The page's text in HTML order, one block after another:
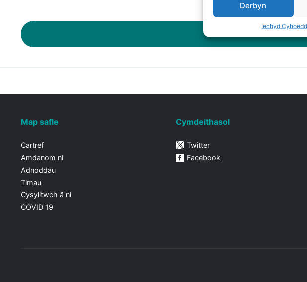
Derbyn
Iechyd
Map safle
Cartref
Amdanom ni
Adnoddau
Timau
Cysylltwch â ni
COVID 19
Cymdeithasol
Twitter
Facebook